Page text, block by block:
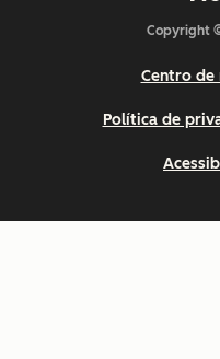
Copyright
Centro de
Política de